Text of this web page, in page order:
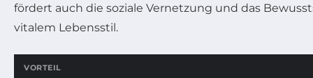
fördert auch die soziale Vernetzung und das
vitalem Lebensstil.
VORTEIL